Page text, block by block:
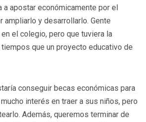
apostar económicamente por el
ampliarlo y desarrollarlo. Gente
el colegio, pero que tuviera la
que un proyecto educativo de
conseguir becas económicas para
interés en traer a sus niños, pero
Además, queremos terminar de